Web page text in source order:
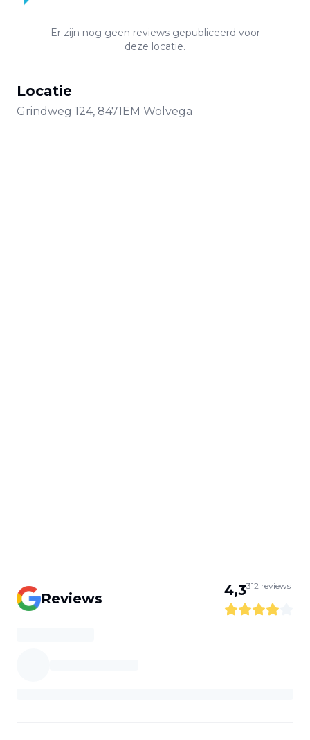
Er zijn nog geen reviews gepubliceerd voor
deze locatie.
Locatie
Grindweg 124, 8471EM Wolvega
Reviews 4,3312 reviews